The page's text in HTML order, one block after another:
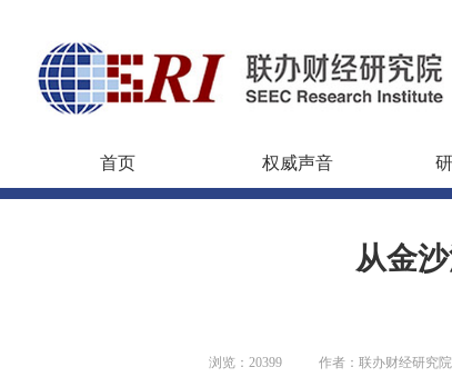
首页 权威声音
从金
浏览：20399 作者：联办财经研究院